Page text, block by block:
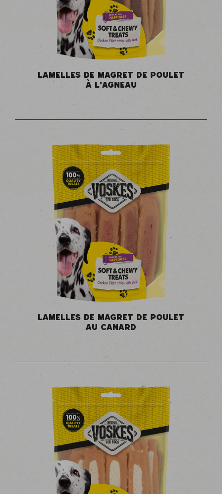
LAMELLES DE MAGRET DE POULET
À L’AGNEAU
LAMELLES DE MAGRET DE POULET
AU CANARD